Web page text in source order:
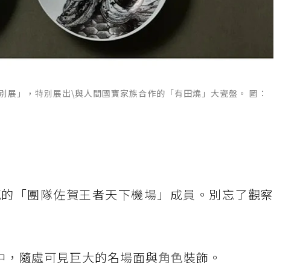
」，特別展出\與人間國寶家族合作的「有田燒」大瓷盤。 圖：
「團隊佐賀王者天下機場」成員。別忘了觀察
，隨處可見巨大的名場面與角色裝飾。